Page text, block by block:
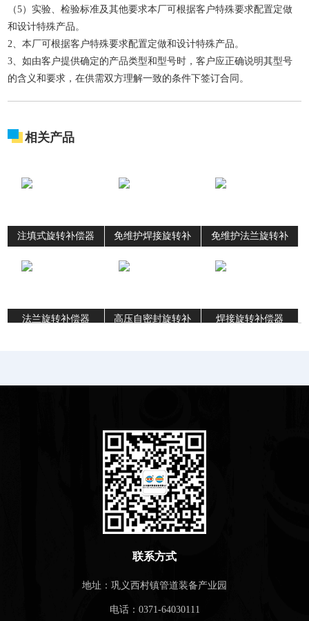
（5）实验、检验标准及其他要求本厂可根据客户特殊要求配置定做
和设计特殊产品。
2、本厂可根据客户特殊要求配置定做和设计特殊产品。
3、如由客户提供确定的产品类型和型号时，客户应正确说明其型号
的含义和要求，在供需双方理解一致的条件下签订合同。
相关产品
注填式旋转补偿器
免维护焊接旋转补
免维护法兰旋转补
法兰旋转补偿器
高压自密封旋转补
焊接旋转补偿器
联系方式
地址：巩义西村镇管道装备产业园
电话：0371-64030111